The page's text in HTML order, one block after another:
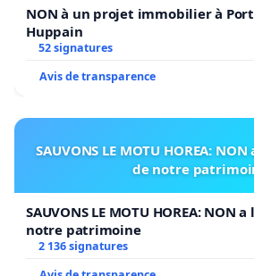
NON à un projet immobilier à
Huppain
52 signatures
Avis de transparence
SAUVONS LE MOTU HOREA:
de notre
SAUVONS LE MOTU HOREA:
notre patrimoine
2 136 signatures